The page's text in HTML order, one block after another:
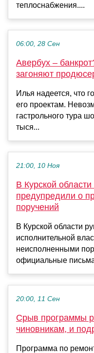
теплоснабжения....
06:00, 28 Сен
Авербух –
загоняют
Илья надеется, что
его проектам.
гастрольного тура
тыся...
21:00, 10 Ноя
В Курской
предупредили о
поручений
В Курской области
исполнительной
неисполненными
официальные
20:00, 11 Сен
Срыв программы
чиновникам, и
Программа по